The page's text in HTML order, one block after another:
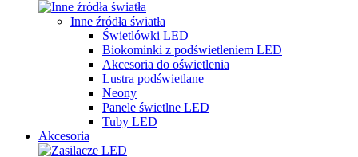
Inne źródła światła
Świetlówki LED
Biokominki z podświetleniem LED
Akcesoria do oświetlenia
Lustra podświetlane
Neony
Panele świetlne LED
Tuby LED
Akcesoria